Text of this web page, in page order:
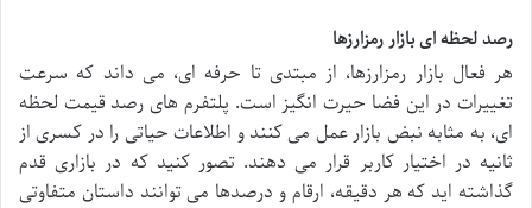
رصد لحظه ای بازار رمزارزها
هر فعال بازار رمزارزها، از مبتدی تا حرفه ای، می داند که سرعت
تغییرات در این فضا حیرت انگیز است. پلتفرم های رصد قیمت لحظه
ای، به مثابه نبض بازار عمل می کنند و اطلاعات حیاتی را در کسری از
ثانیه در اختیار کاربر قرار می دهند. تصور کنید که در بازاری قدم
گذاشته اید که هر دقیقه، ارقام و درصدها می توانند داستان متفاوتی